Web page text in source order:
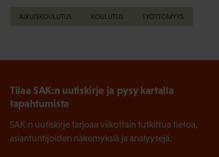
AIKUISKOULUTUS KOULUTUS TYÖTTÖMYYS
Tilaa SAK:n uutiskirje ja pysy kartalla
tapahtumista
SAK:n uutiskirje tarjoaa viikottain tutkittua tietoa,
asiantuntijoiden näkemyksiä ja analyysejä.